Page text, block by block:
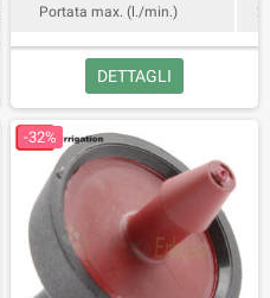
Portata max. (l./min.) 2
DETTAGLI
-32%